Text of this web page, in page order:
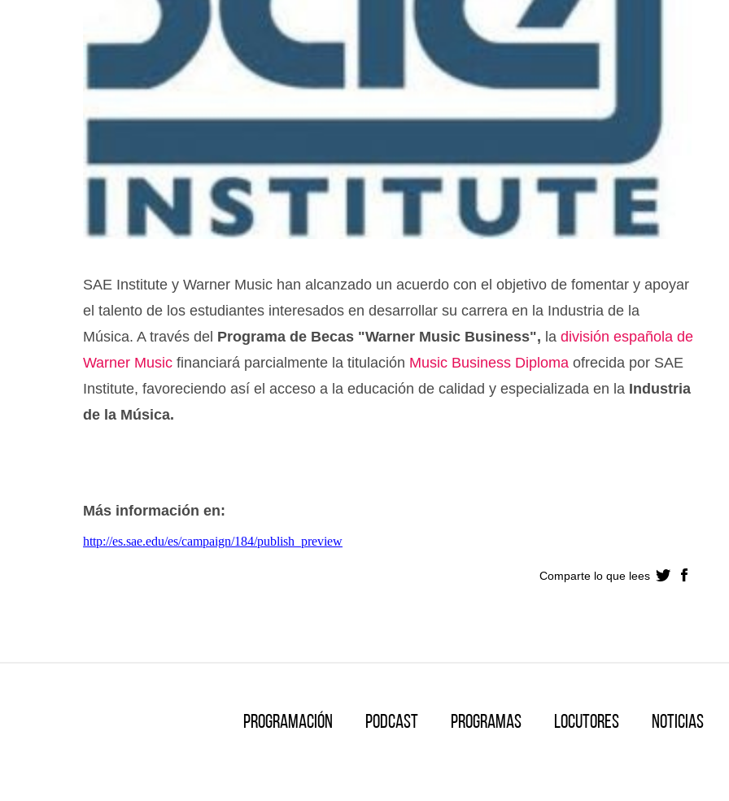
SAE Institute y Warner Music han alcanzado un acuerdo con el objetivo de fomentar y apoyar
el talento de los estudiantes interesados en desarrollar su carrera en la Industria de la
Música. A través del Programa de Becas "Warner Music Business", la división española de
Warner Music financiará parcialmente la titulación Music Business Diploma ofrecida por SAE
Institute, favoreciendo así el acceso a la educación de calidad y especializada en la Industria
de la Música.
Más información en:
http://es.sae.edu/es/campaign/184/publish_preview
Comparte lo que lees
Programación Podcast Programas Locutores Noticias